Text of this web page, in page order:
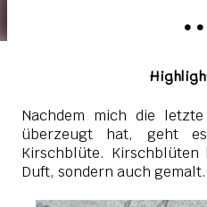
• •
Nachdem mich die
überzeugt hat, geht
Kirschblüte.
Duft, sondern auch gemalt.